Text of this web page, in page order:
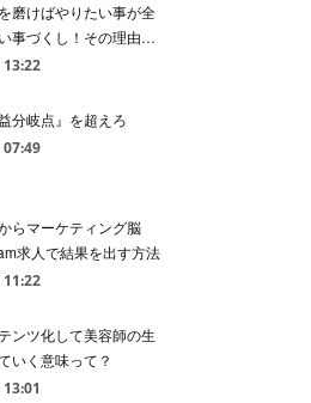
磨けばやりたい事が全
事づくし！その理由…
分岐点』を超えろ
らマーケティング脳
求人で結果を出す方法
ンツ化して美容師の生
いく意味って？